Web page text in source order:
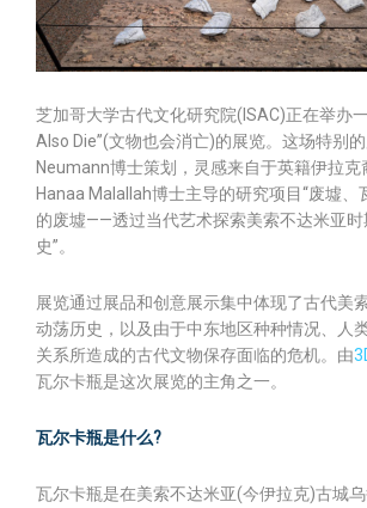
芝加哥大学古代文化研究院(ISAC)正在举办
Also Die”(文物也会消亡)的展览。这场特别
Neumann博士策划，灵感来自于英籍伊拉克
Hanaa Malallah博士主导的研究项目“废墟、
的废墟——透过当代艺术探索美索不达米亚
史”。
展览通过展品和创意展示集中体现了古代美
动荡历史，以及由于中东地区种种情况、人
关系所造成的古代文物保存面临的危机。由
瓦尔卡瓶是这次展览的主角之一。
瓦尔卡瓶是什么?
瓦尔卡瓶是在美索不达米亚(今伊拉克)古城